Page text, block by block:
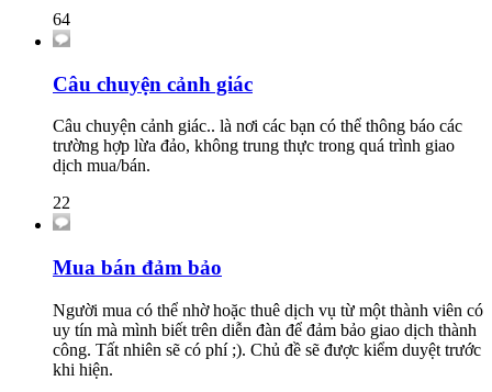
64
Câu chuyện cảnh giác
Câu chuyện cảnh giác.. là nơi các bạn có thể thông báo các
trường hợp lừa đảo, không trung thực trong quá trình giao
dịch mua/bán.
22
Mua bán đảm bảo
Người mua có thể nhờ hoặc thuê dịch vụ từ một thành viên có
uy tín mà mình biết trên diễn đàn để đảm bảo giao dịch thành
công. Tất nhiên sẽ có phí ;). Chủ đề sẽ được kiểm duyệt trước
khi hiện.